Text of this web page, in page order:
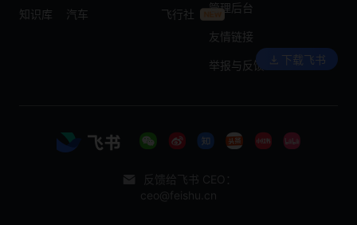
知识库 汽车 飞行社 管理后台
友情链接
举报与反馈 下载飞书
反馈给飞书 CEO：
ceo@feishu.cn